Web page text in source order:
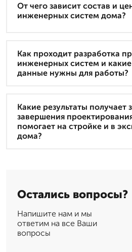
От чего зависит состав и
инженерных систем дома?
Как проходит разработка
инженерных систем и
данные нужны для работы?
Какие результаты получает
завершения
помогает на стройке и в
дома?
Остались вопросы?
Напишите нам и мы
ответим на все Ваши
вопросы